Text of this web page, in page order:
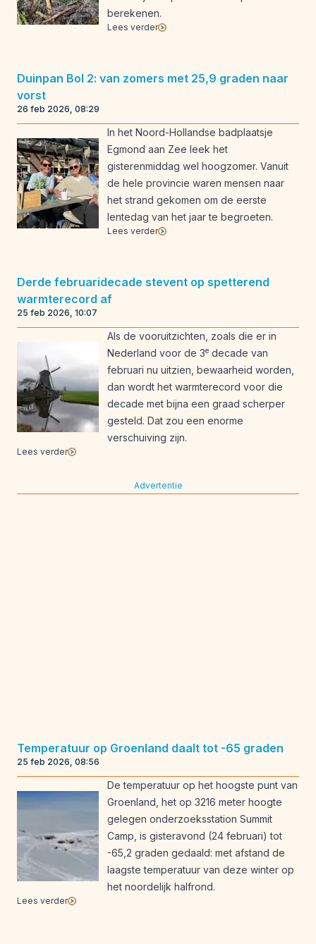
berekenen.
Lees verder
Duinpan Bol 2: van zomers met 25,9 graden naar
vorst
26 feb 2026, 08:29
In het Noord-Hollandse badplaatsje
Egmond aan Zee leek het
gisterenmiddag wel hoogzomer. Vanuit
de hele provincie waren mensen naar
het strand gekomen om de eerste
lentedag van het jaar te begroeten.
Lees verder
Derde februaridecade stevent op spetterend
warmterecord af
25 feb 2026, 10:07
Als de vooruitzichten, zoals die er in
Nederland voor de 3e decade van
februari nu uitzien, bewaarheid worden,
dan wordt het warmterecord voor die
decade met bijna een graad scherper
gesteld. Dat zou een enorme
verschuiving zijn.
Lees verder
Advertentie
Temperatuur op Groenland daalt tot -65 graden
25 feb 2026, 08:56
De temperatuur op het hoogste punt van
Groenland, het op 3216 meter hoogte
gelegen onderzoeksstation Summit
Camp, is gisteravond (24 februari) tot
-65,2 graden gedaald: met afstand de
laagste temperatuur van deze winter op
het noordelijk halfrond.
Lees verder